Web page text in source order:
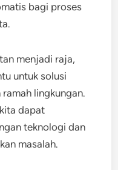
bagi proses
menjadi raja,
untuk solusi
lingkungan.
dapat
teknologi dan
masalah.